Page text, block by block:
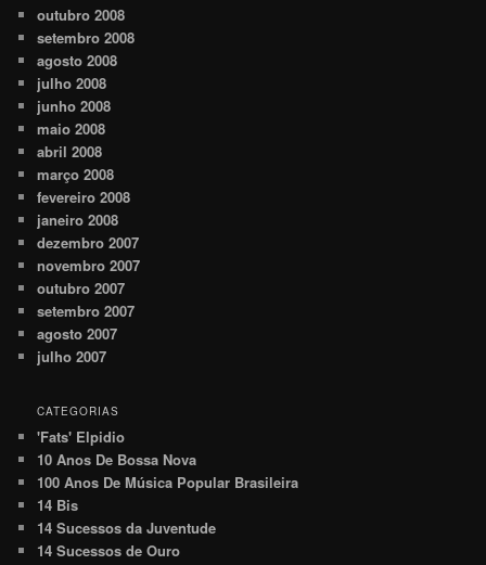
outubro 2008
setembro 2008
agosto 2008
julho 2008
junho 2008
maio 2008
abril 2008
março 2008
fevereiro 2008
janeiro 2008
dezembro 2007
novembro 2007
outubro 2007
setembro 2007
agosto 2007
julho 2007
CATEGORIAS
'Fats' Elpidio
10 Anos De Bossa Nova
100 Anos De Música Popular Brasileira
14 Bis
14 Sucessos da Juventude
14 Sucessos de Ouro